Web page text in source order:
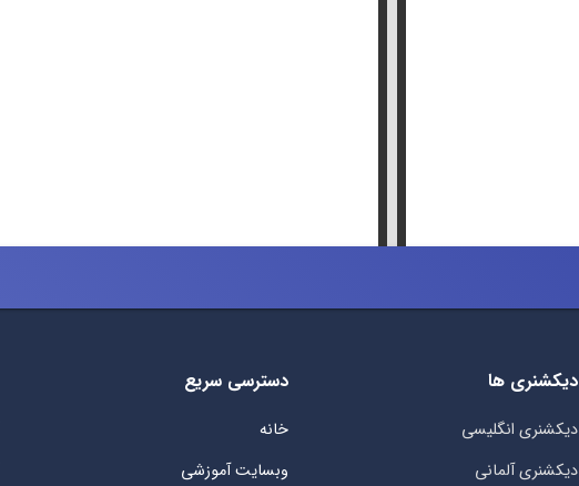
دیکشنری ها
دیکشنری انگلیسی
دیکشنری آلمانی
دسترسی سریع
خانه
وبسایت آموزشی